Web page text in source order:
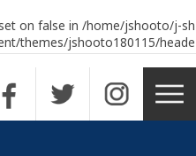
on false in /home/jshooto/j-sh
themes/jshooto180115/heade